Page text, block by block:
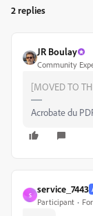
2 replies
JR Boulay
Community
[MOVED TO
Acrobate du
S
service_7443
Participant